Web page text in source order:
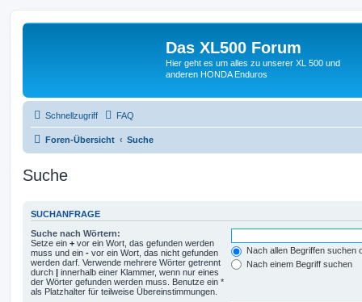
Das XL500 Forum
Hier geht es um alles zu unserer XL 500 und
anderen HONDA Enduros
Schnellzugriff FAQ
Foren-Übersicht Suche
Suche
SUCHANFRAGE
Suche nach Wörtern:
Setze ein + vor ein Wort, das gefunden werden
muss und ein - vor ein Wort, das nicht gefunden
werden darf. Verwende mehrere Wörter getrennt
durch | innerhalb einer Klammer, wenn nur eines
der Wörter gefunden werden muss. Benutze ein *
als Platzhalter für teilweise Übereinstimmungen.
Nach allen Begriffen suchen
Nach einem Begriff suchen